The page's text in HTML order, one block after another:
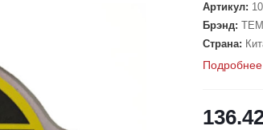
Артикул:
Брэнд:
Страна:
Подробнее